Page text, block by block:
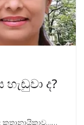
ද?
කතානායිකාව……